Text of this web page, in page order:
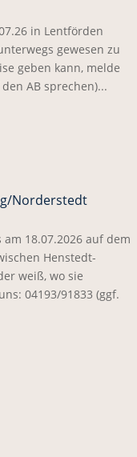
in Lentförden
gewesen zu
geben kann, melde
AB sprechen)...
Norderstedt
18.07.2026 auf dem
Henstedt-
weiß, wo sie
04193/91833 (ggf.